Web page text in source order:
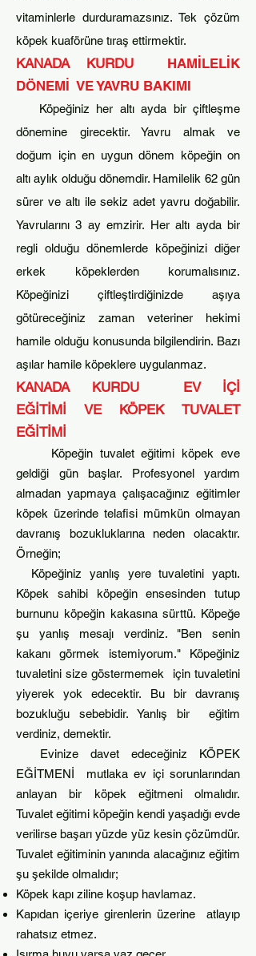
vitaminlerle durduramazsınız. Tek çözüm
köpek kuaförüne tıraş ettirmektir.
KANADA KURDU
HAMİLELİK
DÖNEMİ VE YAVRU BAKIMI
Köpeğiniz her altı ayda bir çiftleşme
dönemine girecektir. Yavru almak ve
doğum için en uygun dönem köpeğin on
altı aylık olduğu dönemdir. Hamilelik 62 gün
sürer ve altı ile sekiz adet yavru doğabilir.
Yavrularını 3 ay emzirir. Her altı ayda bir
regli olduğu dönemlerde köpeğinizi diğer
erkek köpeklerden korumalısınız.
Köpeğinizi çiftleştirdiğinizde aşıya
götüreceğiniz zaman veteriner hekimi
hamile olduğu konusunda bilgilendirin. Bazı
aşılar hamile köpeklere uygulanmaz.
KANADA KURDU
EV İÇİ
EĞİTİMİ VE KÖPEK TUVALET
EĞİTİMİ
Köpeğin tuvalet eğitimi köpek eve
geldiği gün başlar. Profesyonel yardım
almadan yapmaya çalışacağınız eğitimler
köpek üzerinde telafisi mümkün olmayan
davranış bozukluklarına neden olacaktır.
Örneğin;
Köpeğiniz yanlış yere tuvaletini yaptı.
Köpek sahibi köpeğin ensesinden tutup
burnunu köpeğin kakasına sürttü. Köpeğe
şu yanlış mesajı verdiniz. "Ben senin
kakanı görmek istemiyorum." Köpeğiniz
tuvaletini size göstermemek için tuvaletini
yiyerek yok edecektir. Bu bir davranış
bozukluğu sebebidir. Yanlış bir eğitim
verdiniz, demektir.
Evinize davet edeceğiniz KÖPEK
EĞİTMENİ mutlaka ev içi sorunlarından
anlayan bir köpek eğitmeni olmalıdır.
Tuvalet eğitimi köpeğin kendi yaşadığı evde
verilirse başarı yüzde yüz kesin çözümdür.
Tuvalet eğitiminin yanında alacağınız eğitim
şu şekilde olmalıdır;
Köpek kapı ziline koşup havlamaz.
Kapıdan içeriye girenlerin üzerine atlayıp
rahatsız etmez.